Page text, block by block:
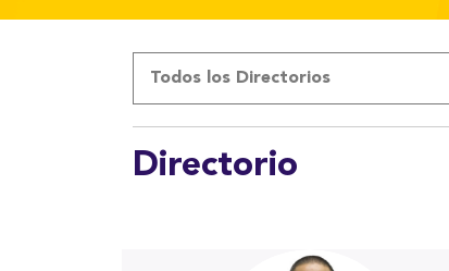
Todos los Directorios
Directorio